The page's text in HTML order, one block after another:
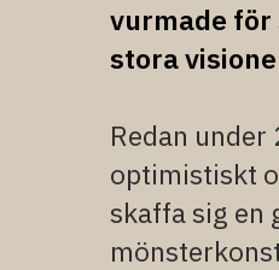
vurmade för
stora
Redan
optimistiskt
skaffa sig en